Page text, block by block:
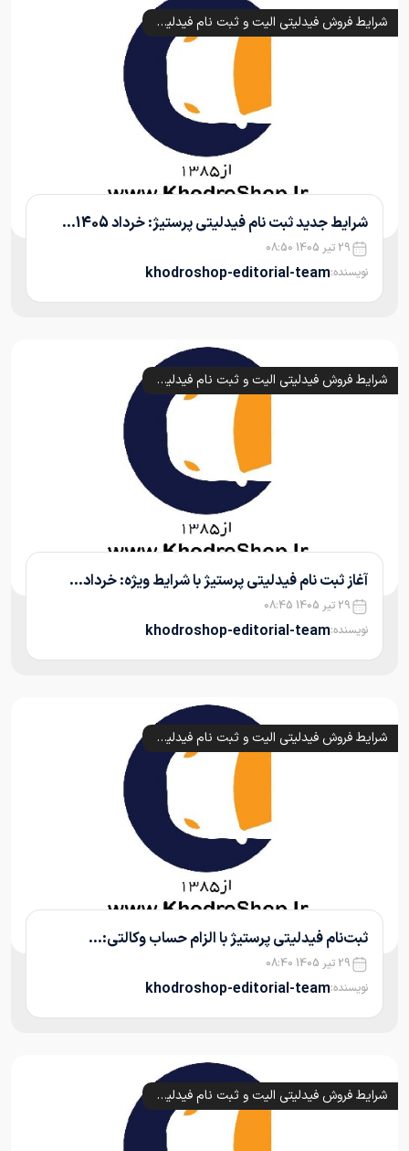
شرایط فروش فیدلیتی الیت و ثبت نام فیدلیتی پرستیژ و پرایم (1405)
شرایط جدید ثبت نام فیدلیتی پرستیژ: خرداد 1405...
29 تیر 1405 08:50
نویسنده:khodroshop-editorial-team
شرایط فروش فیدلیتی الیت و ثبت نام فیدلیتی پرستیژ و پرایم (1405)
آغاز ثبت نام فیدلیتی پرستیژ با شرایط ویژه: خرداد...
29 تیر 1405 08:45
نویسنده:khodroshop-editorial-team
شرایط فروش فیدلیتی الیت و ثبت نام فیدلیتی پرستیژ و پرایم (1405)
ثبت‌نام فیدلیتی پرستیژ با الزام حساب وکالتی:...
29 تیر 1405 08:40
نویسنده:khodroshop-editorial-team
شرایط فروش فیدلیتی الیت و ثبت نام فیدلیتی پرستیژ و پرایم (1405)